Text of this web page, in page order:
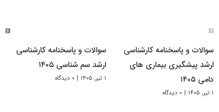
سوالات و پاسخنامه کارشناسی
ارشد پیشگیری بیماری های
دامی ۱۴۰۵
۱ تیر, ۱۴۰۵ | ۰ دیدگاه
سوالات و پاسخنامه کارشناسی
ارشد سم شناسی ۱۴۰۵
۱ تیر, ۱۴۰۵ | ۰ دیدگاه